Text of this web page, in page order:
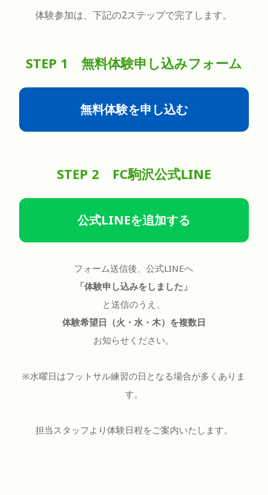
体験参加は、下記の2ステップで完了します。
STEP 1 無料体験申し込みフォーム
無料体験を申し込む
STEP 2 FC駒沢公式LINE
公式LINEを追加する
フォーム送信後、公式LINEへ
「体験申し込みをしました」
と送信のうえ、
体験希望日（火・水・木）を複数日
お知らせください。
※水曜日はフットサル練習の日となる場合が多くありま
す。
担当スタッフより体験日程をご案内いたします。